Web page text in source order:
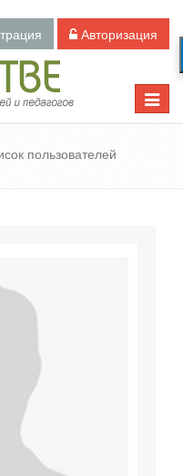
Авторизация
Toggle
пользователей